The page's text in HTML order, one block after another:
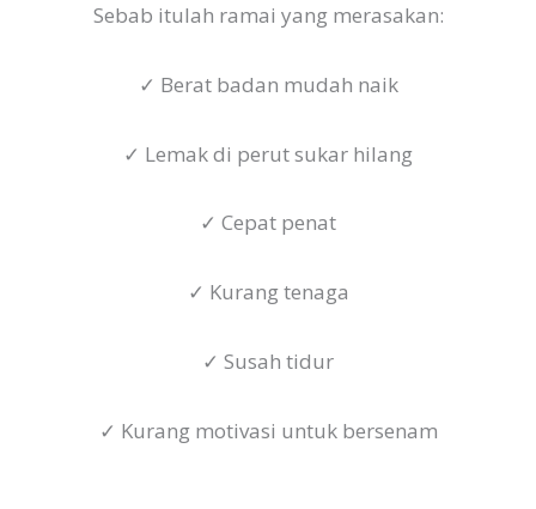
Sebab itulah ramai yang merasakan:
✓ Berat badan mudah naik
✓ Lemak di perut sukar hilang
✓ Cepat penat
✓ Kurang tenaga
✓ Susah tidur
✓ Kurang motivasi untuk bersenam